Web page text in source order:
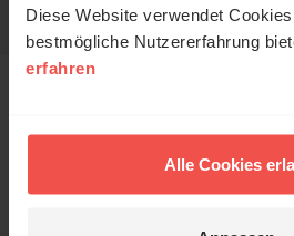
Diese Website verwendet
bestmögliche Nutzererfahrung
erfahren
Alle Cookies
Das könnte Sie
interessieren